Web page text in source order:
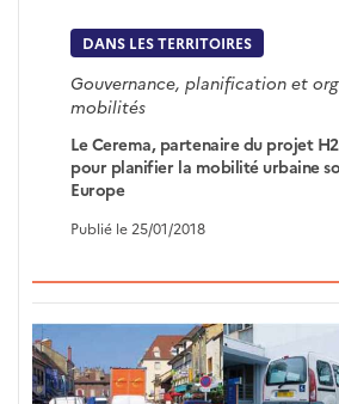
DANS LES TERRITOIRES
Gouvernance, planification et
mobilités
Le Cerema, partenaire du projet
pour planifier la mobilité urbaine
Europe
Publié le 25/01/2018